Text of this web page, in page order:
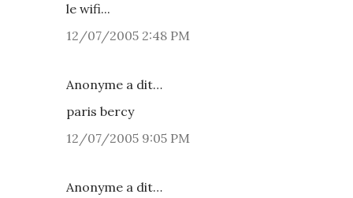
le wifi...
12/07/2005 2:48 PM
Anonyme a dit…
paris bercy
12/07/2005 9:05 PM
Anonyme a dit…